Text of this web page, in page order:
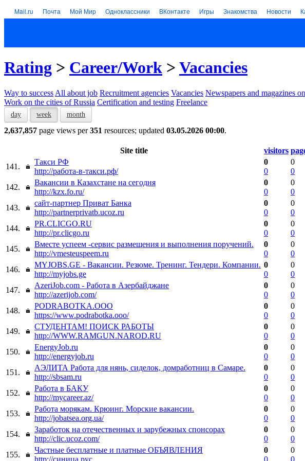
Mail.ru Почта Мой Мир Одноклассники ВКонтакте Игры Знакомства Новости
Rating > Career/Work > Vacancies
Way to success All about job Recruitment agencies Vacancies Newspapers and magazines
Work on the cities of Russia Certification and testing Freelance
day week month
2,637,857 page views per351 resources; updated 03.05.2026 00:00.
Site title visitors
141.
Такси РФ
http://работа-в-такси.рф/
0
0
0
0
142.
Вакансии в Казахстане на сегодня
http://kzx.fo.ru/
0
0
0
0
143.
сайт-партнер Приват Банка
http://partnerprivatb.ucoz.ru
0
0
0
0
144.
PR.CLICGO.RU
http://pr.clicgo.ru
0
0
0
0
145.
Вместе успеем -сервис размещения и выполнения поручений.
http://vmesteuspeem.ru
0
0
0
0
146.
MYJOBS.GE - Вакансии. Резюме. Тренинг. Тендери. Компании.
http://myjobs.ge
0
0
0
0
147.
AzeriJob.com - Работа в Азербайджане
http://azerijob.com/
0
0
0
0
148.
PODRABOTKA.OOO
https://www.podrabotka.ooo/
0
0
0
0
149.
СТУДЕНТАМ! ПОИСК РАБОТЫ
http://WWW.RAMGUN.NAROD.RU
0
0
0
0
150.
EnergyJob.ru
http://energyjob.ru
0
0
0
0
151.
АЭЛИТА Работа для нянь, сиделок, домработниц в Самаре.
http://sbsam.ru
0
0
0
0
152.
Работа в БАКУ
http://mycareer.az/
0
0
0
0
153.
Работа морякам. Крюинг. Морские вакансии.
http://jobatsea.org.ua/
0
0
0
0
154.
Заработок на отечественных и зарубежных спонсорах
http://clic.ucoz.com/
0
0
0
0
155.
Частные бесплатные и платные ОБЪЯВЛЕНИЯ
http://синица.рус
0
0
0
0